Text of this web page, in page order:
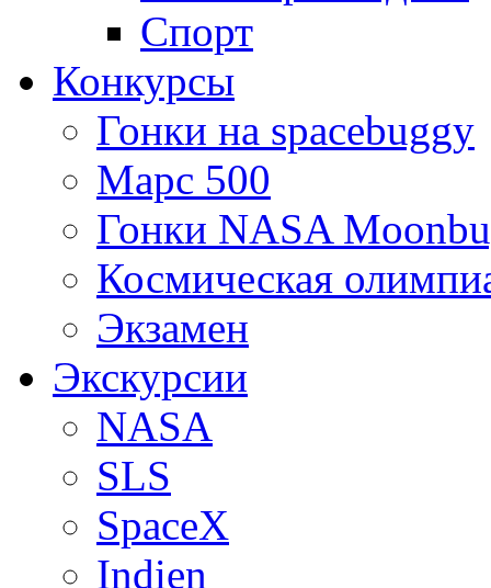
Спорт
Конкурсы
Гонки на spacebuggy
Марс 500
Гонки NASA
Космическая
Экзамен
Экскурсии
NASA
SLS
SpaceX
Indien